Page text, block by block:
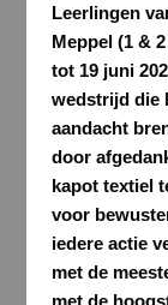
Leerlingen
Meppel (1 &
tot 19 juni
wedstrijd die
aandacht
door
kapot textiel
voor
iedere actie
met de